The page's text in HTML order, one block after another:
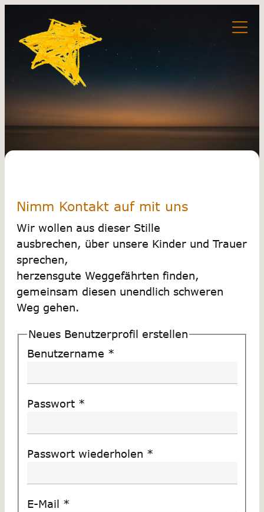
Nimm Kontakt auf mit uns
Wir wollen aus dieser Stille
ausbrechen, über unsere Kinder und Trauer
sprechen,
herzensgute Weggefährten finden,
gemeinsam diesen unendlich schweren
Weg gehen.
Neues Benutzerprofil erstellen
Benutzername *
Passwort *
Passwort wiederholen *
E-Mail *